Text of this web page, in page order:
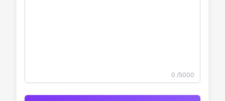
0 /5000